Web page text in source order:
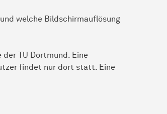
welche Bildschirmauflösung
TU Dortmund. Eine
findet nur dort statt. Eine